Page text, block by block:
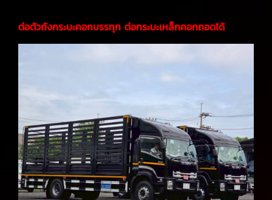
ต่อตัวถังกระบะคอกบรรทุก ต่อกระบะเหล็กคอกถอดได้